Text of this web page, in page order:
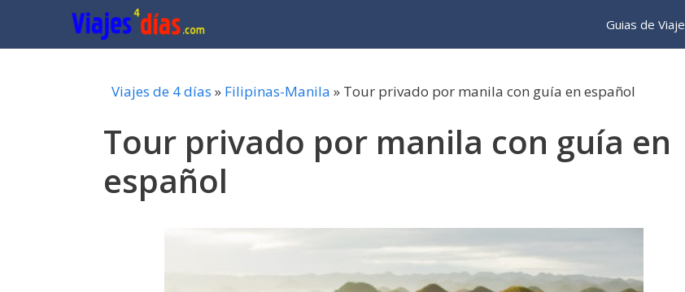
contenido
Guias de Viaje
Viajes de 4 días » Filipinas-Manila » Tour privado por manila con guía en español
Tour privado por manila con guía en
español